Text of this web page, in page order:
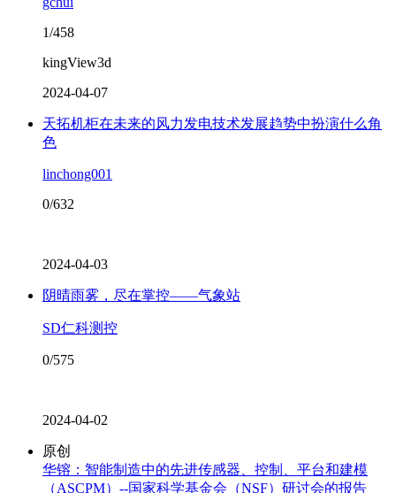
1/458
kingView3d
2024-04-07
天拓机柜在未来的风力发电技术发展趋势中扮演什么角
色
linchong001
0/632
2024-04-03
阴晴雨雾，尽在掌控——气象站
SD仁科测控
0/575
2024-04-02
原创
华镕：智能制造中的先进传感器、控制、平台和建模
（ASCPM）--国家科学基金会（NSF）研讨会的报告